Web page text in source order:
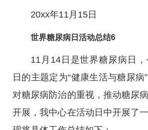
20xx年11月15日
世界糖尿病日活动总结6
11月14日是世界糖尿病日
日的主题定为“健康生活与糖尿病
对糖尿病防治的重视，推动糖尿
开展，我中心在活动日中开展了